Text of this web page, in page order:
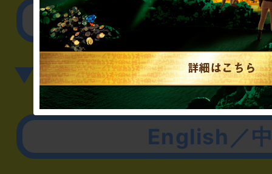
その他のご相談／
▼英語、中国語でのお問
English／